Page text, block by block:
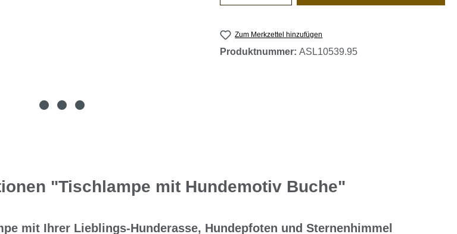
Zum Merkzettel hinzufügen
Produktnummer:ASL10539.95
"Tischlampe mit Hundemotiv Buche"
mit Ihrer Lieblings-Hunderasse, Hundepfoten und Sternenhimmel